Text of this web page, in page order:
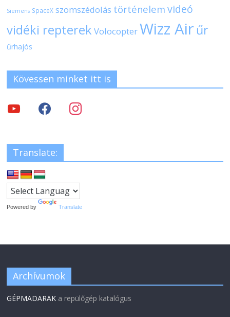
Siemens SpaceX szomszédolás történelem videó
vidéki repterek VolocopterWizz Air űr
űrhajós
Kövessen minket itt is
Translate:
Powered by Translate
Archívumok
GÉPMADARAK a repülőgép katalógus